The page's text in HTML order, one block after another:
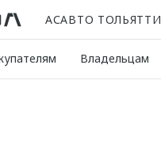
АСАВТО ТОЛЬЯТТИ
Владельцам